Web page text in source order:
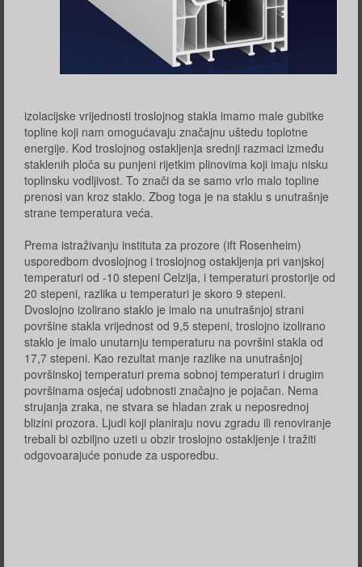
izolacijske vrijednosti troslojnog stakla imamo male gubitke
topline koji nam omogućavaju značajnu uštedu toplotne
energije. Kod troslojnog ostakljenja srednji razmaci između
staklenih ploča su punjeni rijetkim plinovima koji imaju nisku
toplinsku vodljivost. To znači da se samo vrlo malo topline
prenosi van kroz staklo. Zbog toga je na staklu s unutrašnje
strane temperatura veća.
Prema istraživanju instituta za prozore (ift Rosenheim)
usporedbom dvoslojnog i troslojnog ostakljenja pri vanjskoj
temperaturi od -10 stepeni Celzija, i temperaturi prostorije od
20 stepeni, razlika u temperaturi je skoro 9 stepeni.
Dvoslojno izolirano staklo je imalo na unutrašnjoj strani
površine stakla vrijednost od 9,5 stepeni, troslojno izolirano
staklo je imalo unutarnju temperaturu na površini stakla od
17,7 stepeni. Kao rezultat manje razlike na unutrašnjoj
površinskoj temperaturi prema sobnoj temperaturi i drugim
površinama osjećaj udobnosti značajno je pojačan. Nema
strujanja zraka, ne stvara se hladan zrak u neposrednoj
blizini prozora. Ljudi koji planiraju novu zgradu ili renoviranje
trebali bi ozbiljno uzeti u obzir troslojno ostakljenje i tražiti
odgovoarajuće ponude za usporedbu.